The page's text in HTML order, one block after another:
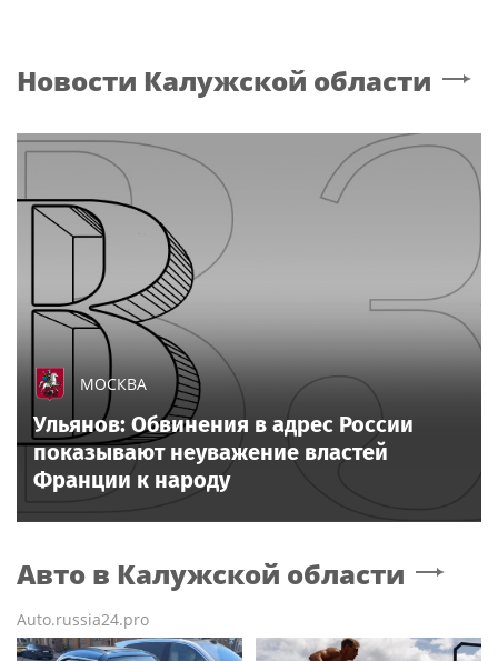
Новости Калужской области
МОСКВА
Ульянов: Обвинения в адрес России
показывают неуважение властей
Франции к народу
Авто в Калужской области
Auto.russia24.pro